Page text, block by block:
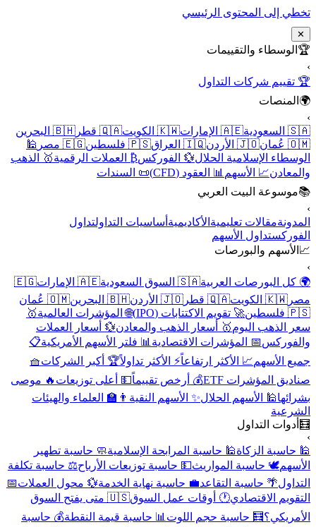
تخطي إلى المحتوى الرئيسي
✕
🏆 الوسطاء والتقييمات
›
🏆 تقييم شركات التداول
🌍 المنصات
›
🇸🇦 السعودية
🇦🇪 الإمارات 🇰🇼 الكويت 🇶🇦 قطر
🇧🇭 البحرين
🇴🇲 عُمان
🇯🇴 الأردن 🇮🇶 العراق 🇵🇸 فلسطين 🇪🇬 مصر
🕌
الوسطاء الإسلامية الحلال💱 الفوركس₿ العملات الرقمية🥇 الذهب
والمعادن📈 الأسهم 📊 العقود (CFD)
📜 السندات
📚موسوعة البيت العربي
›
المدونةمقالات تعليمية الأكاديمية أساسيات التداولتداول
الفوركستداول الأسهم
📈 الأسهم والبورصات
›
🌍 كل البورصات العربية🇸🇦 السوق السعودية 🇦🇪 الإمارات
🇪🇬
مصر 🇰🇼 الكويت 🇶🇦 قطر 🇯🇴 الأردن 🇧🇭 البحرين
🇴🇲 عُمان
🇵🇸 فلسطين
🚀 تقويم الاكتتابات (IPO) 🌐 المؤشرات العالمية🥇
سعر الذهب اليوم🥇 أسعار الذهب والمعادن💱 أسعار العملات
والفوركس📅 المؤشرات الاقتصادية 📊 فلتر الأسهم الأمريكية📋
جميع الأسهم📈 الأكثر ارتفاعاً⚡ الأكثر تداولاً🏆 أكبر الشركات🧺
صناديق المؤشرات ETF
💰 أرخص تقييماً💵 أعلى توزيعات 🔥 موصى
بشرائها🕌 الأسهم الحلال✨ الأسهم النقية 👨‍🏫 العلماء والهيئات
الشرعية
🧮 أدوات التداول
›
🕌 حاسبة الزكاة🕌 حاسبة المرابحة الإسلامية🧼 حاسبة تطهير
الأسهم🕊️ حاسبة المواريث💵 حاسبة توزيعات الأرباح⚖️ حاسبة تكلفة
التداول🌴 حاسبة التقاعد💼 حاسبة نهاية الخدمة💱 محول العملات📅
التقويم الاقتصادي🕐 أوقات عمل السوق
🇺🇸 متى يفتح السوق
الأمريكي؟🧮 حاسبة حجم اللوت 📊 حاسبة قيمة النقطة💰 حاسبة